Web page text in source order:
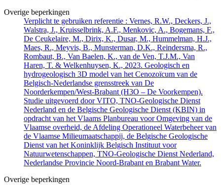
Overige beperkingen
Verplicht te gebruiken referentie : Vernes, R.W., Deckers, J.,
Walstra, J., Kruisselbrink, A.F., Menkovic, A., Bogemans, F.,
De Ceukelaire, M., Dirix, K., Dusar, M., Hummelman, H.J.,
Maes, R., Meyvis, B., Munsterman, D.K., Reindersma, R.,
Rombaut, B., Van Baelen, K., van de Ven, T.J.M., Van
Haren, T. & Welkenhuysen, K., 2023. Geologisch en
hydrogeologisch 3D model van het Cenozoïcum van de
Belgisch-Nederlandse grensstreek van De
Noorderkempen/West-Brabant (H3O – De Voorkempen).
Studie uitgevoerd door VITO, TNO-Geologische Dienst
Nederland en de Belgische Geologische Dienst (KBIN) in
opdracht van het Vlaams Planbureau voor Omgeving van de
Vlaamse overheid, de Afdeling Operationeel Waterbeheer van
de Vlaamse Milieumaatschappij, de Belgische Geologische
Dienst van het Koninklijk Belgisch Instituut voor
Natuurwetenschappen, TNO-Geologische Dienst Nederland,
Nederlandse Provincie Noord-Brabant en Brabant Water.
Overige beperkingen